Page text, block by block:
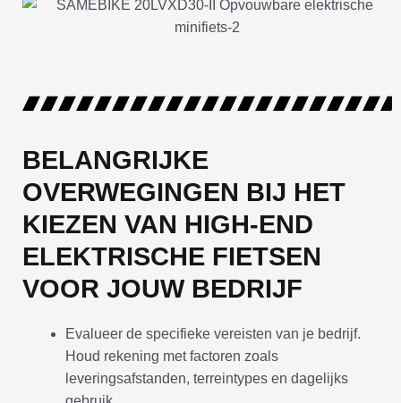
BELANGRIJKE
OVERWEGINGEN BIJ HET
KIEZEN VAN HIGH-END
ELEKTRISCHE FIETSEN
VOOR JOUW BEDRIJF
Evalueer de specifieke vereisten van je bedrijf.
Houd rekening met factoren zoals
leveringsafstanden, terreintypes en dagelijks